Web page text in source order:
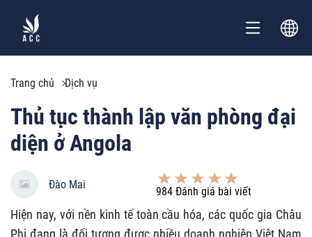
Trang chủ Dịch vụ
Thủ tục thành lập văn phòng đại
diện ở Angola
Đào Mai
984 Đánh giá bài viết
Hiện nay, với nền kinh tế toàn cầu hóa, các quốc gia Châu
Phi đang là đối tượng được nhiều doanh nghiệp Việt Nam